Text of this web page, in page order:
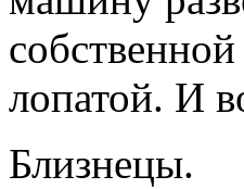
лопатой. И
Близнецы.